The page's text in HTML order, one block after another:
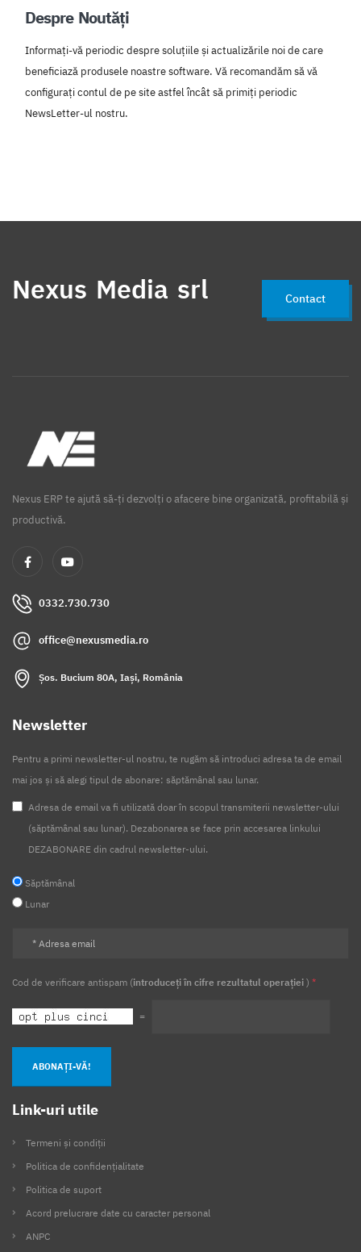
Despre Noutăți
Informați-vă periodic despre soluțiile și actualizările noi de care
beneficiază produsele noastre software. Vă recomandăm să vă
configurați contul de pe site astfel încât să primiți periodic
NewsLetter-ul nostru.
Nexus Media srl Contact
Nexus ERP te ajută să-ți dezvolți o afacere bine organizată, profitabilă și
productivă.
0332.730.730
office@nexusmedia.ro
Șos. Bucium 80A, Iași, România
Newsletter
Pentru a primi newsletter-ul nostru, te rugăm să introduci adresa ta de email
mai jos și să alegi tipul de abonare: săptămânal sau lunar.
Adresa de email va fi utilizată doar în scopul transmiterii newsletter-ului
(săptămânal sau lunar). Dezabonarea se face prin accesarea linkului
DEZABONARE din cadrul newsletter-ului.
Săptămânal
Lunar
Cod de verificare antispam (introduceți în cifre rezultatul operației ) *
=
ABONAȚI-VĂ!
Link-uri utile
Termeni și condiții
Politica de confidențialitate
Politica de suport
Acord prelucrare date cu caracter personal
ANPC